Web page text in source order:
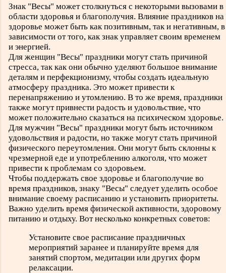
Знак "Весы" может столкнуться с некоторыми вызовами в
области здоровья и благополучия. Влияние праздников на
здоровье может быть как позитивным, так и негативным, в
зависимости от того, как знак управляет своим временем
и энергией.
Для женщин "Весы" праздники могут стать причиной
стресса, так как они обычно уделяют большое внимание
деталям и перфекционизму, чтобы создать идеальную
атмосферу праздника. Это может привести к
перенапряжению и утомлению. В то же время, праздники
также могут привнести радость и удовольствие, что
может положительно сказаться на психическом здоровье.
Для мужчин "Весы" праздники могут быть источником
удовольствия и радости, но также могут стать причиной
физического переутомления. Они могут быть склонны к
чрезмерной еде и употреблению алкоголя, что может
привести к проблемам со здоровьем.
Чтобы поддержать свое здоровье и благополучие во
время праздников, знаку "Весы" следует уделить особое
внимание своему расписанию и установить приоритеты.
Важно уделить время физической активности, здоровому
питанию и отдыху. Вот несколько конкретных советов:
Установите свое расписание праздничных
мероприятий заранее и планируйте время для
занятий спортом, медитации или других форм
релаксации.